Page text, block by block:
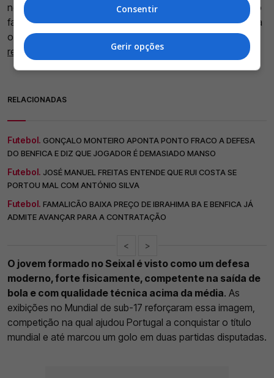
no qual Mauro Furtado encaixa na perfeição. Além disso, o
facto de o defesa entrar no último ano de contrato torna a
operação ainda mais apelativa -até porque não quer
renovar
RELACIONADAS
Futebol. GONÇALO MONTEIRO APONTA PONTO FRACO A DEFESA
DO BENFICA E DIZ QUE JOGADOR É DEMASIADO MANSO
Futebol. JOSÉ MANUEL FREITAS ENTENDE QUE RUI COSTA SE
PORTOU MAL COM ANTÓNIO SILVA
Futebol. FAMALICÃO BAIXA PREÇO DE IBRAHIMA BA E BENFICA JÁ
ADMITE AVANÇAR PARA A CONTRATAÇÃO
< >
O jovem formado no Seixal é visto como um defesa
moderno, forte fisicamente, competente na saída de
bola e com qualidade técnica acima da média. As
exibições no Mundial de sub-17 reforçaram essa imagem,
competição na qual ajudou Portugal a conquistar o título
mundial e até marcou um golo em duas partidas disputadas.
Consentir
Gerir opções